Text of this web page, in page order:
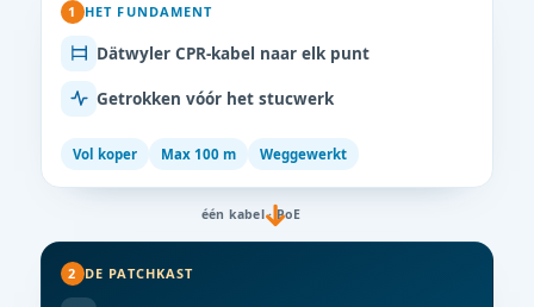
1 HET FUNDAMENT
Dätwyler CPR-kabel naar elk punt
Getrokken vóór het stucwerk
Vol koper Max 100 m Weggewerkt
één kabel · PoE
2 DE PATCHKAST